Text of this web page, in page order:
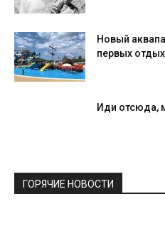
Новый
первых
Иди отсюда,
ГОРЯЧИЕ НОВОСТИ